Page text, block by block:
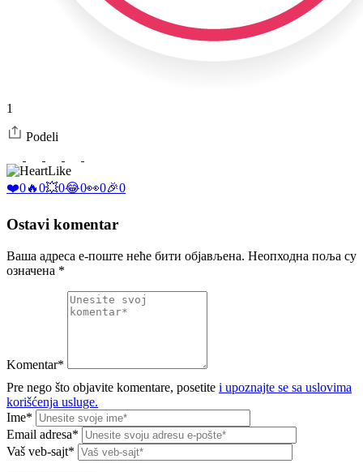
1
Podeli
Like
❤️0🔥0💥0😂0👀0🎉0
Ostavi komentar
Ваша адреса е-поште неће бити објављена. Неопходна поља су
означена *
Komentar*
Pre nego što objavite komentare, posetite i upoznajte se sa uslovima
korišćenja usluge.
Ime*
Email adresa*
Vaš veb-sajt*